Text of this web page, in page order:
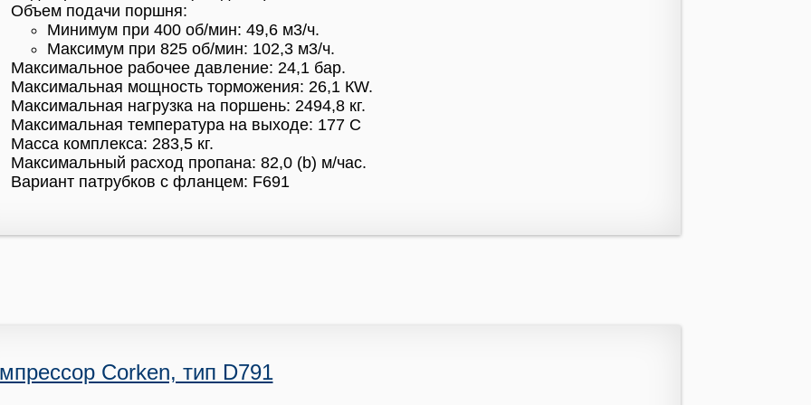
Объем подачи поршня:
Минимум при 400 об/мин: 49,6 м3/ч.
Максимум при 825 об/мин: 102,3 м3/ч.
Максимальное рабочее давление: 24,1 бар.
Максимальная мощность торможения: 26,1 КW.
Максимальная нагрузка на поршень: 2494,8 кг.
Максимальная температура на выходе: 177 С
Масса комплекса: 283,5 кг.
Максимальный расход пропана: 82,0 (b) м/час.
Вариант патрубков с фланцем: F691
Corken, тип D791